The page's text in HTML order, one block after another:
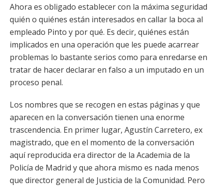
Ahora es obligado establecer con la máxima seguridad
quién o quiénes están interesados en callar la boca al
empleado Pinto y por qué. Es decir, quiénes están
implicados en una operación que les puede acarrear
problemas lo bastante serios como para enredarse en
tratar de hacer declarar en falso a un imputado en un
proceso penal.
Los nombres que se recogen en estas páginas y que
aparecen en la conversación tienen una enorme
trascendencia. En primer lugar, Agustín Carretero, ex
magistrado, que en el momento de la conversación
aquí reproducida era director de la Academia de la
Policía de Madrid y que ahora mismo es nada menos
que director general de Justicia de la Comunidad. Pero